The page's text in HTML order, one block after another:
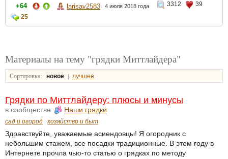
+64 larisav2583 4 июля 2018 года 3312
39
25
Материалы на тему "грядки Миттлайдера"
Сортировка: новое | лучшее
Грядки по Миттлайдеру: плюсы и минусы
в сообществе Наши грядки
сад и огород хозяйство и быт
Здравствуйте, уважаемые асиендовцы! Я огородник с
небольшим стажем, все посадки традиционные. В этом году в
Интернете прочла чью-то статью о грядках по методу